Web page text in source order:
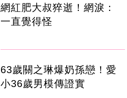
網紅肥大叔猝逝！網淚：
一直覺得怪
63歲關之琳爆奶孫戀！愛
小36歲男模傳證實